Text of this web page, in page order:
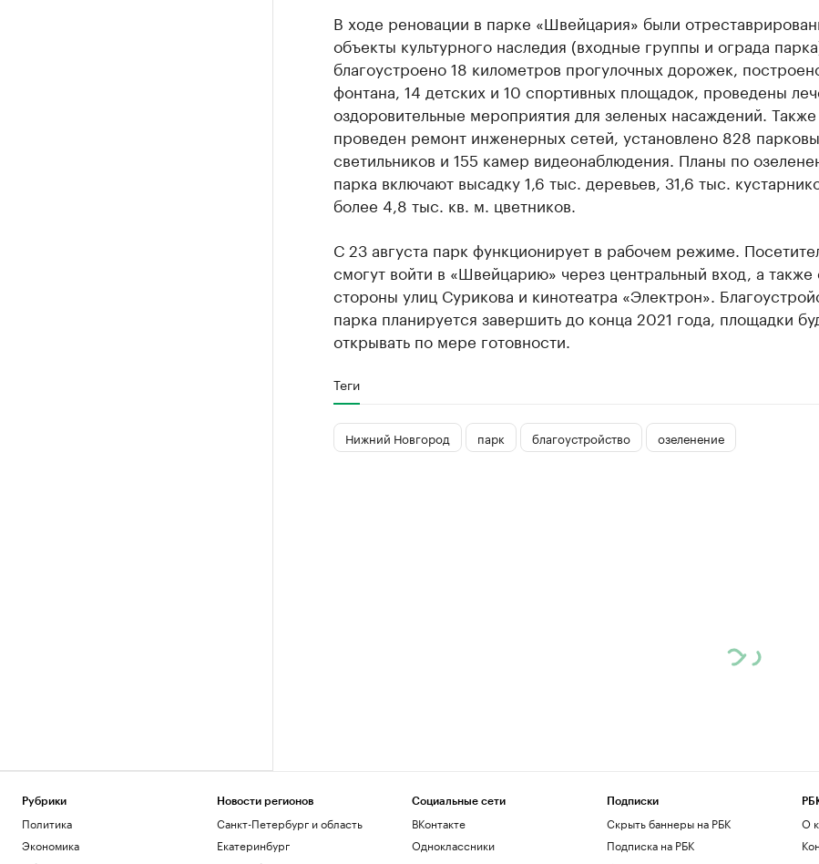
В ходе реновации в парке «Швейцария» были
объекты культурного наследия (входные группы и ограда
благоустроено 18 километров прогулочных дорожек,
фонтана, 14 детских и 10 спортивных площадок, проведены
оздоровительные мероприятия для зеленых насаждений.
проведен ремонт инженерных сетей, установлено 828
светильников и 155 камер видеонаблюдения. Планы по
парка включают высадку 1,6 тыс. деревьев, 31,6 тыс.
более 4,8 тыс. кв. м. цветников.
С 23 августа парк функционирует в рабочем режиме.
смогут войти в «Швейцарию» через центральный вход, а также
стороны улиц Сурикова и кинотеатра «Электрон».
парка планируется завершить до конца 2021 года, площадки
открывать по мере готовности.
Теги
Нижний Новгород парк благоустройство озеленение
Рубрики
Политика
Экономика
Новости регионов
Санкт-Петербург и область
Екатеринбург
Социальные сети
ВКонтакте
Одноклассники
Подписки
Скрыть баннеры на РБК
Подписка на РБК
О